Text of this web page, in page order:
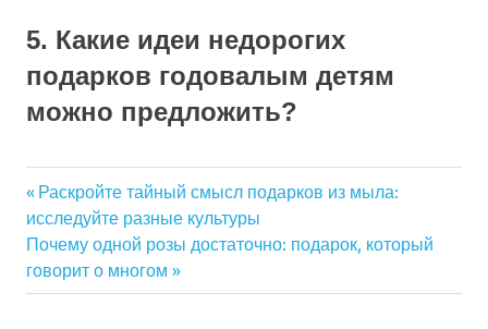
5. Какие идеи недорогих
подарков годовалым детям
можно предложить?
Навигация
по
Previous
Post:
Раскройте тайный смысл подарков из мыла:
исследуйте разные культуры
Next
Post:
Почему одной розы достаточно: подарок, который
говорит о многом